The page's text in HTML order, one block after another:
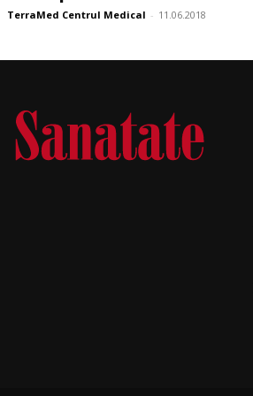
TerraMed Centrul Medical - 11.06.2018